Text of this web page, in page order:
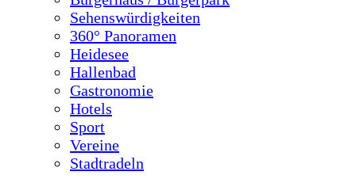
Sehenswürdigkeiten
360° Panoramen
Heidesee
Hallenbad
Gastronomie
Hotels
Sport
Vereine
Stadtradeln